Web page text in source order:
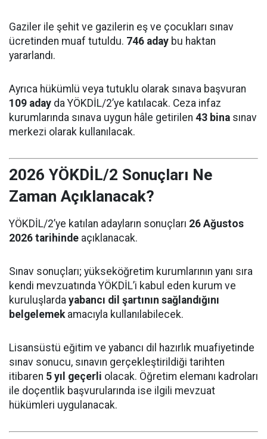
Gaziler ile şehit ve gazilerin eş ve çocukları sınav
ücretinden muaf tutuldu. 746 aday bu haktan
yararlandı.
Ayrıca hükümlü veya tutuklu olarak sınava başvuran
109 aday da YÖKDİL/2’ye katılacak. Ceza infaz
kurumlarında sınava uygun hâle getirilen 43 bina sınav
merkezi olarak kullanılacak.
2026 YÖKDİL/2 Sonuçları Ne
Zaman Açıklanacak?
YÖKDİL/2’ye katılan adayların sonuçları 26 Ağustos
2026 tarihinde açıklanacak.
Sınav sonuçları; yükseköğretim kurumlarının yanı sıra
kendi mevzuatında YÖKDİL’i kabul eden kurum ve
kuruluşlarda yabancı dil şartının sağlandığını
belgelemekamacıyla kullanılabilecek.
Lisansüstü eğitim ve yabancı dil hazırlık muafiyetinde
sınav sonucu, sınavın gerçekleştirildiği tarihten
itibaren 5 yıl geçerli olacak. Öğretim elemanı kadroları
ile doçentlik başvurularında ise ilgili mevzuat
hükümleri uygulanacak.